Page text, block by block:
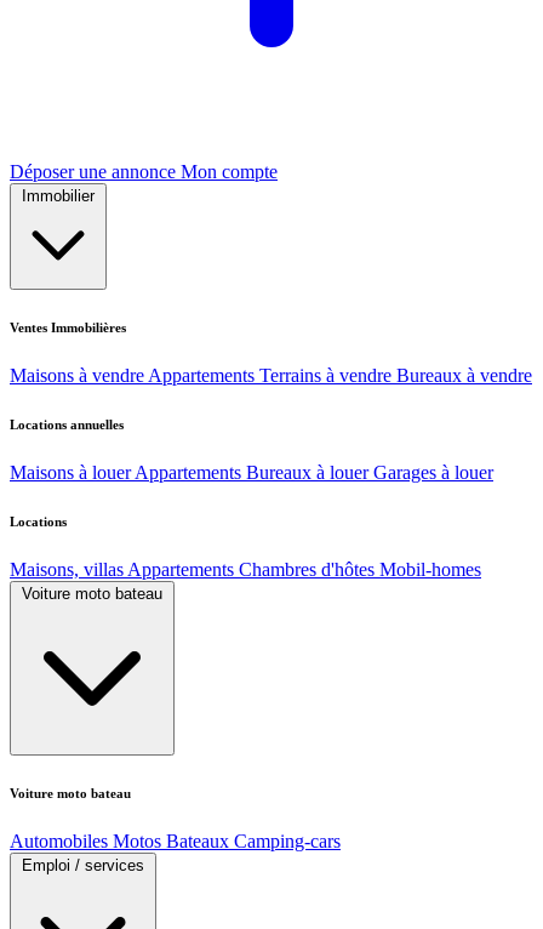
Déposer une annonce Mon compte
Immobilier
Ventes Immobilières
Maisons à vendre Appartements Terrains à vendre Bureaux à vendre
Locations annuelles
Maisons à louer Appartements Bureaux à louer Garages à louer
Locations
Maisons, villas Appartements Chambres d'hôtes Mobil-homes
Voiture moto bateau
Voiture moto bateau
Automobiles Motos Bateaux Camping-cars
Emploi / services